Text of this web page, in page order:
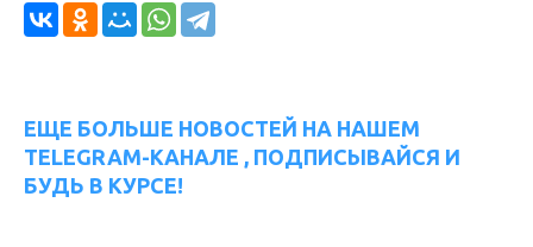
ЕЩЕ БОЛЬШЕ НОВОСТЕЙ НА НАШЕМ
TELEGRAM-КАНАЛЕ , ПОДПИСЫВАЙСЯ И
БУДЬ В КУРСЕ!